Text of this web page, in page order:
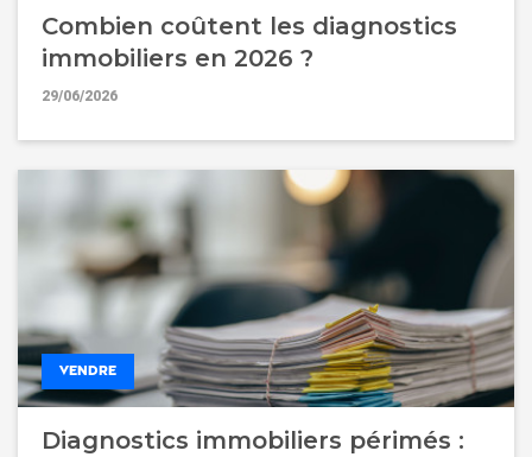
Combien coûtent les diagnostics
immobiliers en 2026 ?
29/06/2026
VENDRE
Diagnostics immobiliers périmés :